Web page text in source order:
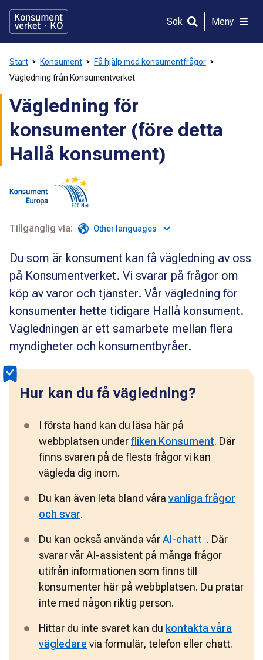
direkt
innehållet
Sök Meny
Start Konsument
Få hjälp med konsumentfrågor
Vägledning från Konsumentverket
Vägledning för
konsumenter (före detta
Hallå konsument)
Tillgänglig via: Other languages
Du som är konsument kan få vägledning av oss
på Konsumentverket. Vi svarar på frågor om
köp av varor och tjänster. Vår vägledning för
konsumenter hette tidigare Hallå konsument.
Vägledningen är ett samarbete mellan flera
myndigheter och konsumentbyråer.
Hur kan du få vägledning?
I första hand kan du läsa här på
webbplatsen under fliken Konsument. Där
finns svaren på de flesta frågor vi kan
vägleda dig inom.
Du kan även leta bland våra vanliga frågor
och svar.
Du kan också använda vår AI-chatt . Där
svarar vår AI-assistent på många frågor
utifrån informationen som finns till
konsumenter här på webbplatsen. Du pratar
inte med någon riktig person.
Hittar du inte svaret kan du kontakta våra
vägledare via formulär, telefon eller chatt.